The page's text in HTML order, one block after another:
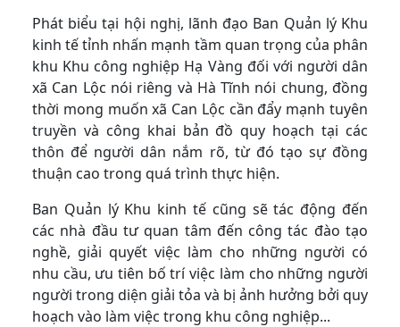
Phát biểu tại hội nghị, lãnh đạo Ban Quản lý Khu
kinh tế tỉnh nhấn mạnh tầm quan trọng của phân
khu Khu công nghiệp Hạ Vàng đối với người dân
xã Can Lộc nói riêng và Hà Tĩnh nói chung, đồng
thời mong muốn xã Can Lộc cần đẩy mạnh tuyên
truyền và công khai bản đồ quy hoạch tại các
thôn để người dân nắm rõ, từ đó tạo sự đồng
thuận cao trong quá trình thực hiện.
Ban Quản lý Khu kinh tế cũng sẽ tác động đến
các nhà đầu tư quan tâm đến công tác đào tạo
nghề, giải quyết việc làm cho những người có
nhu cầu, ưu tiên bố trí việc làm cho những người
người trong diện giải tỏa và bị ảnh hưởng bởi quy
hoạch vào làm việc trong khu công nghiệp...